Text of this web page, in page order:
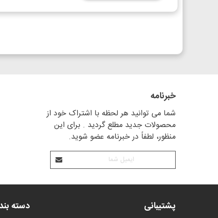
خبرنامه
شما می توانید هر لحظه با اشتراک خود از
محصولات جدید مطلع گردید . برای این
منظور، لطفاً در خبرنامه عضو شوید.
پشتیبانی دسته